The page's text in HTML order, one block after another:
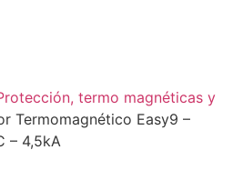
termo magnéticas y
Termomagnético Easy9 –
– 4,5kA